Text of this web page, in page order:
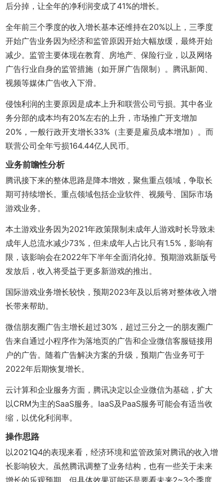
后分掉，让全年的净利润变成了41%的增长。
全年前三个季度的收入增长基本还维持在20%以上，三季度
开始广告业务因为经济和监管原因开始大幅放缓，最终开始
减少。监管主要体现在教育、房地产、保险行业，以及网络
广告行业自身的监管措施（如开屏广告限制）。腾讯新闻、
视频等媒体广告收入下滑。
侵蚀利润的主要原因是成本上升和联营公司亏损。其中各业
务分部的成本均有20%左右的上升，市场推广开支增加
20%，一般行政开支增长33%（主要是雇员成本增加）。而
联营公司全年亏损164.44亿人民币。
业务前瞻性分析
腾讯接下来的整体思路是降本增效，聚焦重点领域，争取长
期可持续增长。重点领域包括企业软件、视频号、国际市场
游戏业务。
本土游戏业务因为2021年政策限制未成年人游戏时长导致未
成年人总流水减少73%，但未成年人占比只有1.5%，影响有
限，该影响会在2022年下半年全面消化掉。预期游戏新版号
发放后，收入将受益于更多新游戏的推出。
国际游戏业务增长较快，预期2023年及以后将对整体收入增
长带来帮助。
微信朋友圈广告主增长超过30%，超过三分之一的朋友圈广
告来自通过小程序作为落地页的广告和企业微信客服链接用
户的广告。随着广告解决方案的升级，预期广告业务可于
2022年后期恢复增长。
云计算和企业服务方面，腾讯决定以企业微信为基础，扩大
以CRM为主的SaaS服务。IaaS及PaaS服务可能会有适当收
缩，以优化利润率。
操作思路
以2021Q4的表现来看，经济环境和监管政策对腾讯的收入增
长影响较大。虽然腾讯调整了业务结构，也有一些关于未来
增长的乐观预期，但具体效果可能还是要看未来2~3个季度